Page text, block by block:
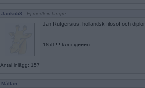
Jacko58 - Ej medlem längre
Antal inlägg: 157
Jan Rutgersius, holländsk filosof och
1958!!!! kom igeeen
Mållan